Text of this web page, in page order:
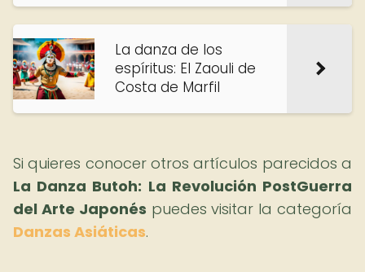
La danza de los
espíritus: El Zaouli de
Costa de Marfil
Si quieres conocer otros artículos parecidos a
La Danza Butoh: La Revolución PostGuerra
del Arte Japonés puedes visitar la categoría
Danzas Asiáticas.